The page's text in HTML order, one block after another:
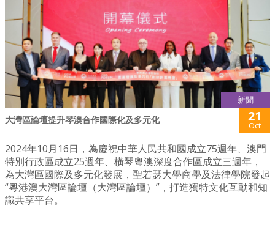
新聞
大灣區論壇提升琴澳合作國際化及多元化 21
Oct
2024年10月16日，為慶祝中華人民共和國成立75週年、澳門
特別行政區成立25週年、橫琴粵澳深度合作區成立三週年，
為大灣區國際及多元化發展，聖若瑟大學商學及法律學院發起
“粵港澳大灣區論壇（大灣區論壇）”，打造獨特文化互動和知
識共享平台。